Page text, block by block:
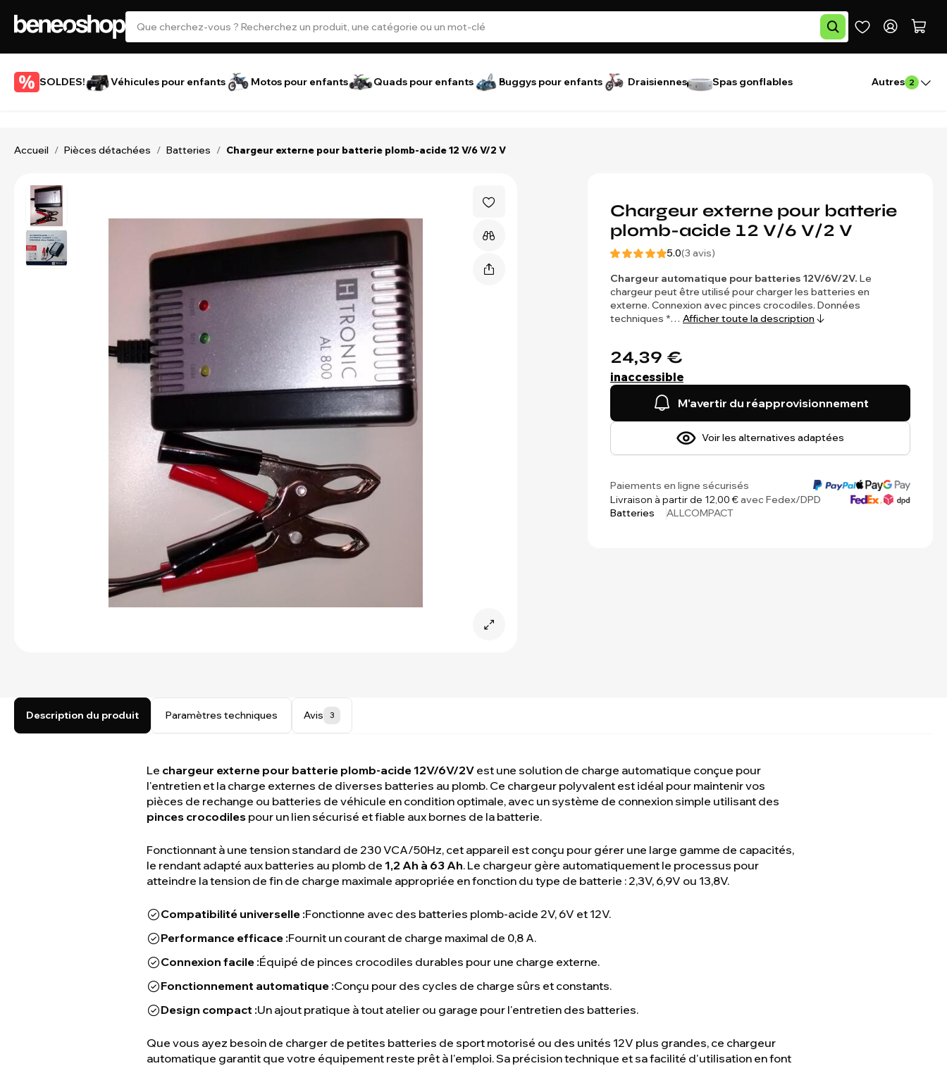
SOLDES! Véhicules pour enfants Motos pour enfants Quads pour enfants Buggys pour enfants Draisiennes Spas gonflables Autres 2
Accueil / Pièces détachées / Batteries / Chargeur externe pour batterie plomb-acide 12 V/6 V/2 V
Chargeur externe pour batterie
plomb-acide 12 V/6 V/2 V
5.0(3 avis)
Chargeur automatique pour batteries 12V/6V/2V. Le
chargeur peut être utilisé pour charger les batteries en
externe. Connexion avec pinces crocodiles. Données
techniques *… Afficher toute la description
24,39 €
inaccessible
M'avertir du réapprovisionnement
Voir les alternatives adaptées
Paiements en ligne sécurisés
Livraison à partir de 12,00 €avec Fedex/DPD
Batteries
ALLCOMPACT
Description du produit Paramètres techniques Avis 3
Le chargeur externe pour batterie plomb-acide 12V/6V/2V est une solution de charge automatique conçue pour
l'entretien et la charge externes de diverses batteries au plomb. Ce chargeur polyvalent est idéal pour maintenir vos
pièces de rechange ou batteries de véhicule en condition optimale, avec un système de connexion simple utilisant des
pinces crocodiles pour un lien sécurisé et fiable aux bornes de la batterie.
Fonctionnant à une tension standard de 230 VCA/50Hz, cet appareil est conçu pour gérer une large gamme de capacités,
le rendant adapté aux batteries au plomb de 1,2 Ah à 63 Ah. Le chargeur gère automatiquement le processus pour
atteindre la tension de fin de charge maximale appropriée en fonction du type de batterie : 2,3V, 6,9V ou 13,8V.
Compatibilité universelle :Fonctionne avec des batteries plomb-acide 2V, 6V et 12V.
Performance efficace :Fournit un courant de charge maximal de 0,8 A.
Connexion facile :Équipé de pinces crocodiles durables pour une charge externe.
Fonctionnement automatique :Conçu pour des cycles de charge sûrs et constants.
Design compact :Un ajout pratique à tout atelier ou garage pour l'entretien des batteries.
Que vous ayez besoin de charger de petites batteries de sport motorisé ou des unités 12V plus grandes, ce chargeur
automatique garantit que votre équipement reste prêt à l'emploi. Sa précision technique et sa facilité d'utilisation en font